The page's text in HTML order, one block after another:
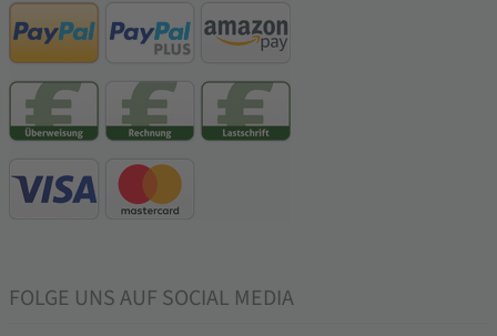
FOLGE UNS AUF SOCIAL MEDIA